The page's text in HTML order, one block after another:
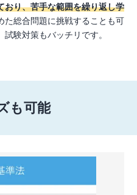
おり、苦手な範囲を繰り返し学
た総合問題に挑戦することも可
験対策もバッチリです。
も可能